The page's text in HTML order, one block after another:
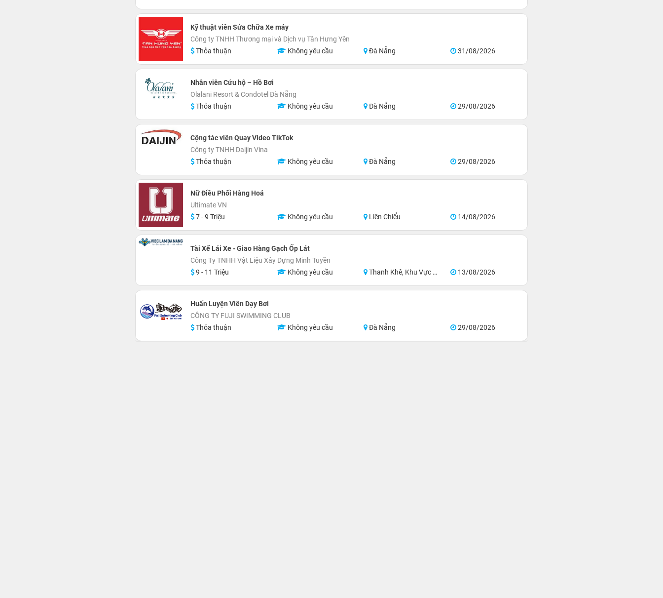
Kỹ thuật viên Sửa Chữa Xe máy
Công ty TNHH Thương mại và Dịch vụ Tân Hưng Yên
Thỏa thuận
Không yêu cầu Đà Nẵng 31/08/2026
Nhân viên Cứu hộ – Hồ Bơi
Olalani Resort & Condotel Đà Nẵng
Thỏa thuận
Không yêu cầu Đà Nẵng 29/08/2026
Cộng tác viên Quay Video TikTok
Công ty TNHH Daijin Vina
Thỏa thuận
Không yêu cầu Đà Nẵng 29/08/2026
Nữ Điều Phối Hàng Hoá
Ultimate VN
7 - 9 Triệu
Không yêu cầu Liên Chiểu 14/08/2026
Tài Xế Lái Xe - Giao Hàng Gạch Ốp Lát
Công Ty TNHH Vật Liệu Xây Dựng Minh Tuyền
9 - 11 Triệu
Không yêu cầu Thanh Khê, Khu Vực Lân Cận Đà Nẵng 13/08/2026
Huấn Luyện Viên Dạy Bơi
CÔNG TY FUJI SWIMMING CLUB
Thỏa thuận
Không yêu cầu Đà Nẵng 29/08/2026